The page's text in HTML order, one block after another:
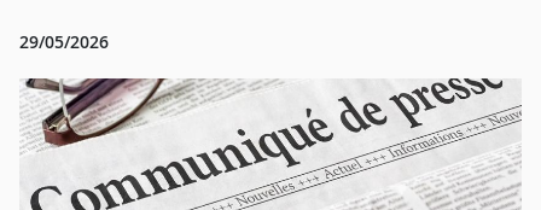
29/05/2026